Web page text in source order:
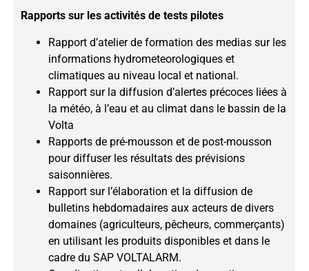
Rapports sur les activités de tests pilotes
Rapport d’atelier de formation des medias sur les
informations hydrometeorologiques et
climatiques au niveau local et national.
Rapport sur la diffusion d’alertes précoces liées à
la météo, à l’eau et au climat dans le bassin de la
Volta
Rapports de pré-mousson et de post-mousson
pour diffuser les résultats des prévisions
saisonnières.
Rapport sur l’élaboration et la diffusion de
bulletins hebdomadaires aux acteurs de divers
domaines (agriculteurs, pêcheurs, commerçants)
en utilisant les produits disponibles et dans le
cadre du SAP VOLTALARM.